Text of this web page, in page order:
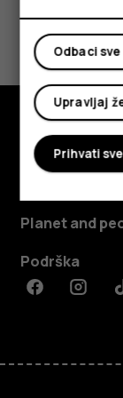
Da li vam je
Da Ne
Istražite
Planet and
Podrška
Facebook
Odbaci sve
Upravljaj
Prihvati sve